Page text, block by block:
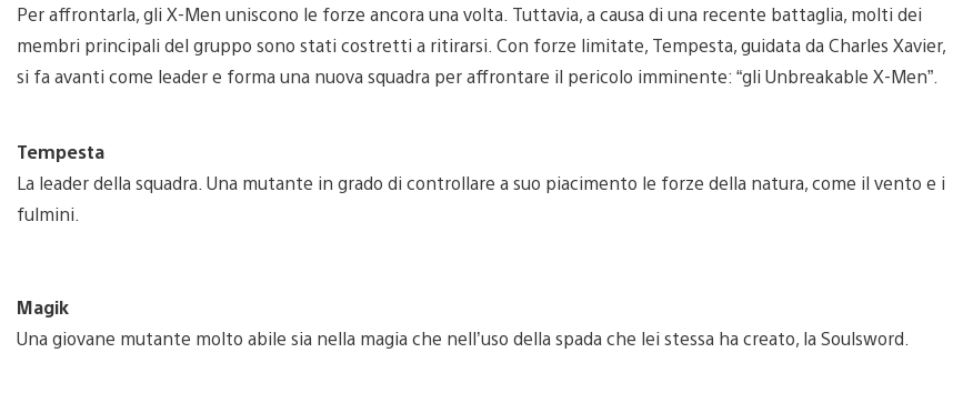
Per affrontarla, gli X-Men uniscono le forze ancora una volta. Tuttavia, a causa di una recente battaglia, molti dei
membri principali del gruppo sono stati costretti a ritirarsi. Con forze limitate, Tempesta, guidata da Charles Xavier,
si fa avanti come leader e forma una nuova squadra per affrontare il pericolo imminente: “gli Unbreakable X-Men”.
Tempesta
La leader della squadra. Una mutante in grado di controllare a suo piacimento le forze della natura, come il vento e i
fulmini.
Magik
Una giovane mutante molto abile sia nella magia che nell’uso della spada che lei stessa ha creato, la Soulsword.